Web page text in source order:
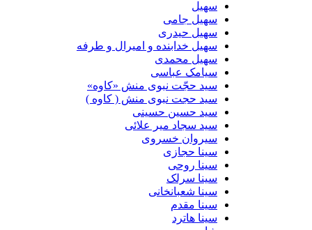
سهیل جامی
سهیل حیدری
سهیل خدابنده و امیرال و طرفه
سهیل محمدی
سیامک عباسی
سید حجّت نبوی منش «کاوه»
سید حجت نبوی منش ( کاوه )
سید حسین حسینى
سید سجاد میر علائی
سیروان خسروی
سینا حجازی
سینا روحی
سینا سرلک
سینا شعبانخانی
سینا مقدم
سینا هاترد